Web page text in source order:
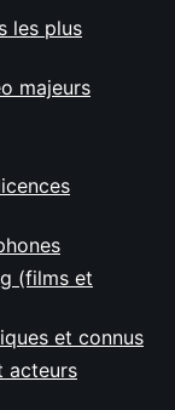
les plus
majeurs
(films et
et connus
acteurs